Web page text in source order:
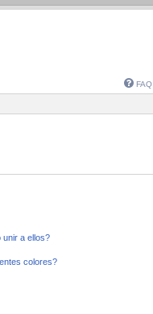
FAQ
a ellos?
colores?